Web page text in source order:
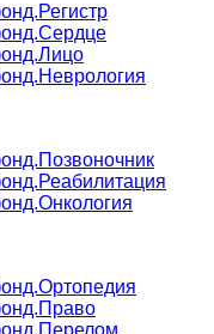
Регистр
Сердце
Лицо
Неврология
Позвоночник
Реабилитация
Онкология
Ортопедия
Право
Перелом